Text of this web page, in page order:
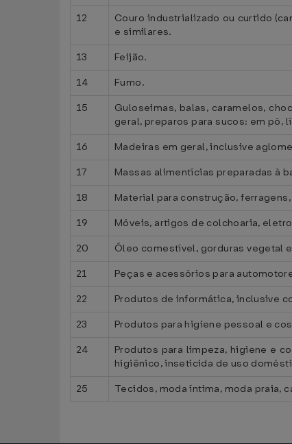
12
Couro industrializado ou curtido
e similares.
13
Feijão.
14
Fumo.
15
Guloseimas, balas, caramelos,
geral, preparos para sucos: em pó,
16
Madeiras em geral, inclusive
17
Massas alimentícias preparadas à
18
Material para construção,
19
Móveis, artigos de colchoaria,
20
Óleo comestível, gorduras vegetal
21
Peças e acessórios para
22
Produtos de informática, inclusive
23
Produtos para higiene pessoal e
24
Produtos para limpeza, higiene e
higiênico, inseticida de uso
25
Tecidos, moda íntima, moda praia,